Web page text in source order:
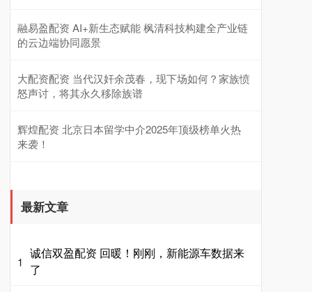
融易盈配资 AI+新生态赋能 枫清科技构建全产业链
的云边端协同愿景
大配资配资 当代汉奸余茂春，现下场如何？家族愤
怒声讨，将其永久移除族谱
辉煌配资 北京日本留学中介2025年顶级榜单火热
来袭！
最新文章
1
诚信双盈配资 回暖！刚刚，新能源车数据来
了